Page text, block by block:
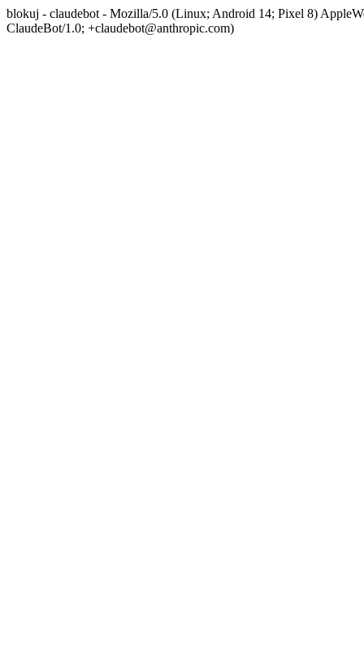
blokuj - claudebot - Mozilla/5.0 (Linux; Android 14; Pixel 8)
ClaudeBot/1.0; +claudebot@anthropic.com)